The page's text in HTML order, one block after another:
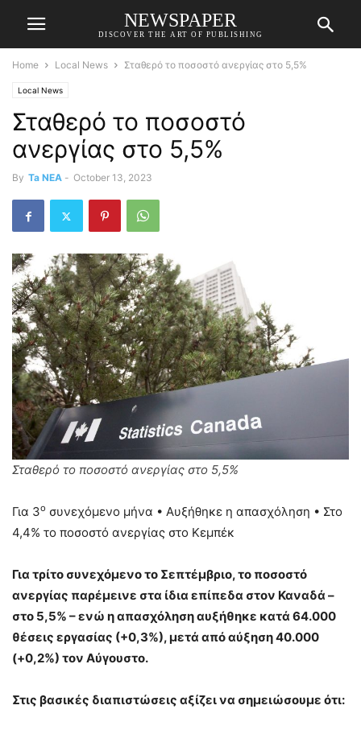
NEWSPAPER
DISCOVER THE ART OF PUBLISHING
Home Local News Σταθερό το ποσοστό ανεργίας στο 5,5%
Local News
Σταθερό το ποσοστό
ανεργίας στο 5,5%
By Ta NEA - October 13, 2023
Σταθερό το ποσοστό ανεργίας στο 5,5%
Για 3ο συνεχόμενο μήνα • Αυξήθηκε η απασχόληση • Στο
4,4% το ποσοστό ανεργίας στο Κεμπέκ
Για τρίτο συνεχόμενο το Σεπτέμβριο, το ποσοστό
ανεργίας παρέμεινε στα ίδια επίπεδα στον Καναδά –
στο 5,5% – ενώ η απασχόληση αυξήθηκε κατά 64.000
θέσεις εργασίας (+0,3%), μετά από αύξηση 40.000
(+0,2%) τον Αύγουστο.
Στις βασικές διαπιστώσεις αξίζει να σημειώσουμε ότι: